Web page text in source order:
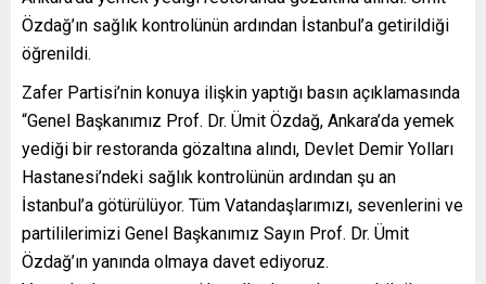
Özdağ’ın sağlık kontrolünün ardından İstanbul’a getirildiği
öğrenildi.
Zafer Partisi’nin konuya ilişkin yaptığı basın açıklamasında
“Genel Başkanımız Prof. Dr. Ümit Özdağ, Ankara’da yemek
yediği bir restoranda gözaltına alındı, Devlet Demir Yolları
Hastanesi’ndeki sağlık kontrolünün ardından şu an
İstanbul’a götürülüyor. Tüm Vatandaşlarımızı, sevenlerini ve
partililerimizi Genel Başkanımız Sayın Prof. Dr. Ümit
Özdağ’ın yanında olmaya davet ediyoruz.